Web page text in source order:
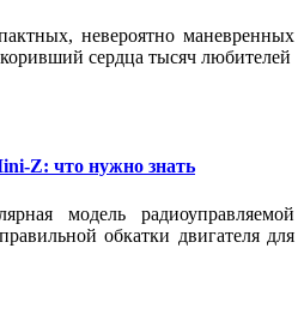
невероятно маневренных
сердца тысяч любителей
Z: что нужно знать
модель радиоуправляемой
обкатки двигателя для